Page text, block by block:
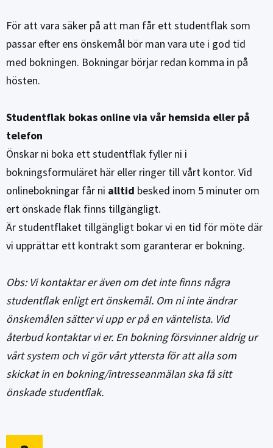
För att vara säker på att man får ett studentflak som
passar efter ens önskemål bör man vara ute i god tid
med bokningen. Bokningar börjar redan komma in på
hösten.
Studentflak bokas online via vår hemsida eller på
telefon
Önskar ni boka ett studentflak fyller ni i
bokningsformuläret här eller ringer till vårt kontor. Vid
onlinebokningar får ni alltid besked inom 5 minuter om
ert önskade flak finns tillgängligt.
Är studentflaket tillgängligt bokar vi en tid för möte där
vi upprättar ett kontrakt som garanterar er bokning.
Obs: Vi kontaktar er även om det inte finns några
studentflak enligt ert önskemål. Om ni inte ändrar
önskemålen sätter vi upp er på en väntelista. Vid
återbud kontaktar vi er. En bokning försvinner aldrig ur
vårt system och vi gör vårt yttersta för att alla som
skickat in en bokning/intresseanmälan ska få sitt
önskade studentflak.